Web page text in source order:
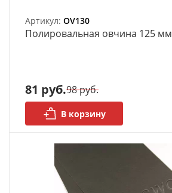
Артикул: OV130
Полировальная овчина 125 мм
81 руб.98 руб.
В корзину